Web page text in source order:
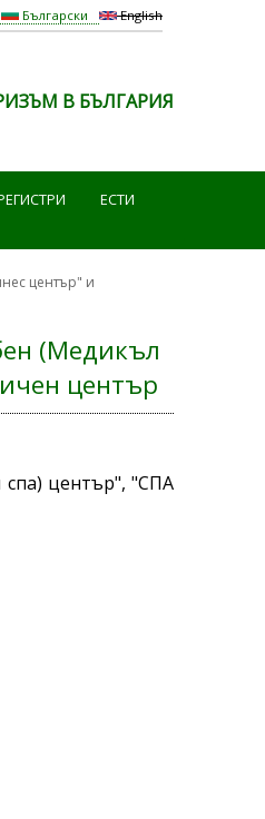
Български English
В БЪЛГАРИЯ
ЕСТИ
център" и
(Медикъл
център
спа) център", "СПА